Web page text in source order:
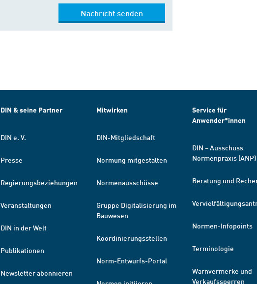
Nachricht senden
DIN & seine Partner
DIN e. V.
Presse
Regierungsbeziehungen
Veranstaltungen
DIN in der Welt
Publikationen
Newsletter abonnieren
Mitwirken
DIN-Mitgliedschaft
Normung mitgestalten
Normenausschüsse
Gruppe Digitalisierung im
Bauwesen
Koordinierungsstellen
Norm-Entwurfs-Portal
Service für
Anwender*innen
DIN – Ausschuss
Normenpraxis (ANP)
Beratung und
Normen-Infopoints
Terminologie
Warnvermerke und
Verkaufssperren